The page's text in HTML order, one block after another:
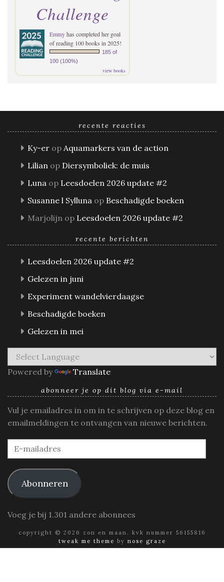
Challenge
Emmyhas completed her goal
of reading 100 books in 2025!
185 of
100 (100%)
view books
recente reacties
Ky-er op Aquamarkers van de action
Lilian op Diersymboliek: de muis
Luna op Leesdoelen 2026 update #2
Susanne l Sylluna op Beschadigde boeken
Marjolijn op Leesdoelen 2026 update #2
recente berichten
Leesdoelen 2026 update #2
Gelezen in juni
Experiment wandelvierdaagse
Beschadigde boeken
Gelezen in mei
Powered by Translate
abonneer je op dit blog via e-mail
Vul je emailadres in om in te schrijven op deze blog en
emailmeldingen te ontvangen van nieuwe berichten.
E-
mailadres
Abonneren
Voeg je bij 1.301 andere abonnees
copyright © 2026 zon en maan. kvk nummer 56155816
tweak me theme by nose graze